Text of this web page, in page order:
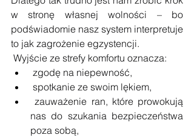
w stronę własnej wolności – bo
podświadomie nasz system interpretuje
to jak zagrożenie egzystencji.
Wyjście ze strefy komfortu oznacza:
zgodę na niepewność,
spotkanie ze swoim lękiem,
zauważenie ran, które prowokują
nas do szukania bezpieczeństwa
poza sobą,